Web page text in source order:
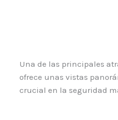
Una de las principales
ofrece unas vistas
crucial en la seguridad